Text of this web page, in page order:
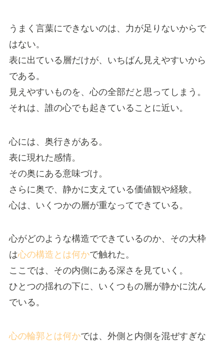
うまく言葉にできないのは、力が足りないからで
はない。
表に出ている層だけが、いちばん見えやすいから
である。
見えやすいものを、心の全部だと思ってしまう。
それは、誰の心でも起きていることに近い。
心には、奥行きがある。
表に現れた感情。
その奥にある意味づけ。
さらに奥で、静かに支えている価値観や経験。
心は、いくつかの層が重なってできている。
心がどのような構造でできているのか、その大枠
は心の構造とは何かで触れた。
ここでは、その内側にある深さを見ていく。
ひとつの揺れの下に、いくつもの層が静かに沈ん
でいる。
心の輪郭とは何かでは、外側と内側を混ぜすぎな